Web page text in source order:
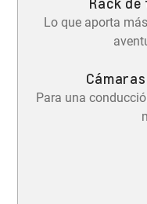
Lo que aporta
Para una